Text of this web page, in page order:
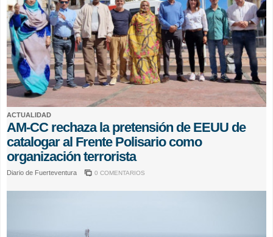
ACTUALIDAD
AM-CC rechaza la pretensión de EEUU de
catalogar al Frente Polisario como
organización terrorista
Diario de Fuerteventura 0 COMENTARIOS